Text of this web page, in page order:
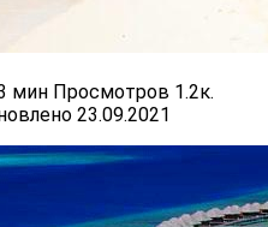
мин Просмотров 1.2к.
23.09.2021